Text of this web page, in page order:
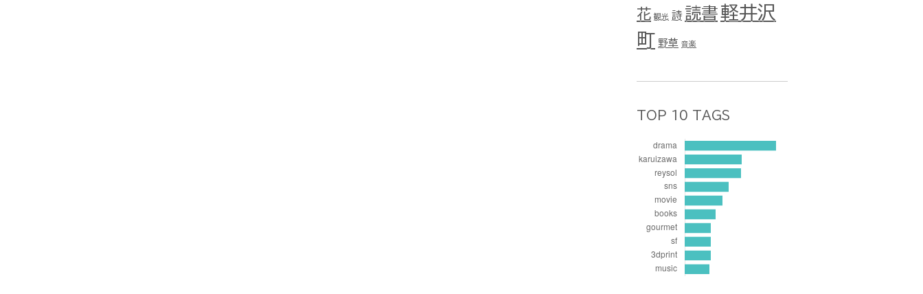
花 観光 詩 読書軽井沢
町 野草 音楽
TOP 10 TAGS